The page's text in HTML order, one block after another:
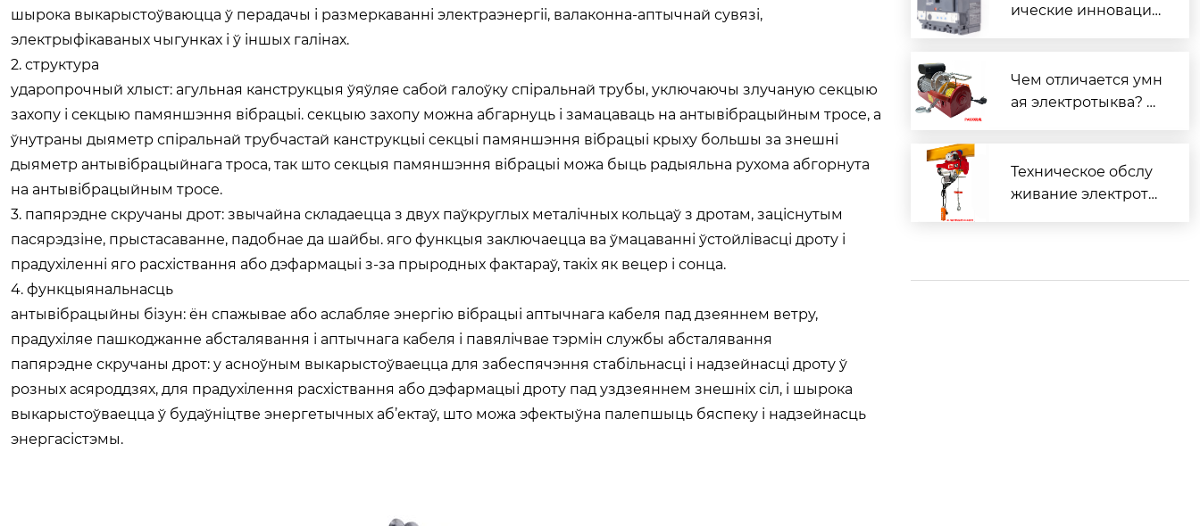
шырока выкарыстоўваюцца ў перадачы і размеркаванні электраэнергіі, валаконна-аптычнай сувязі,
электрыфікаваных чыгунках і ў іншых галінах.
2. структура
‌ударопрочный хлыст‌: агульная канструкцыя ўяўляе сабой галоўку спіральнай трубы, уключаючы злучаную секцыю
захопу і секцыю памяншэння вібрацыі. секцыю захопу можна абгарнуць і замацаваць на антывібрацыйным тросе, а
ўнутраны дыяметр спіральнай трубчастай канструкцыі секцыі памяншэння вібрацыі крыху большы за знешні
дыяметр антывібрацыйнага троса, так што секцыя памяншэння вібрацыі можа быць радыяльна рухома абгорнута
на антывібрацыйным тросе.
3. папярэдне скручаны дрот: звычайна складаецца з двух паўкруглых металічных кольцаў з дротам, заціснутым
пасярэдзіне, прыстасаванне, падобнае да шайбы. яго функцыя заключаецца ва ўмацаванні ўстойлівасці дроту і
прадухіленні яго расхіствання або дэфармацыі з-за прыродных фактараў, такіх як вецер і сонца.
4. функцыянальнасць
‌антывібрацыйны бізун‌: ён спажывае або аслабляе энергію вібрацыі аптычнага кабеля пад дзеяннем ветру,
прадухіляе пашкоджанне абсталявання і аптычнага кабеля і павялічвае тэрмін службы абсталявання‌
папярэдне скручаны дрот: у асноўным выкарыстоўваецца для забеспячэння стабільнасці і надзейнасці дроту ў
розных асяроддзях, для прадухілення расхіствання або дэфармацыі дроту пад уздзеяннем знешніх сіл, і шырока
выкарыстоўваецца ў будаўніцтве энергетычных аб’ектаў, што можа эфектыўна палепшыць бяспеку і надзейнасць
энергасістэмы.
ические инновации
Чем отличается умн
ая электротыква? А
интеллектуальных
Техническое обслу
живание электроты